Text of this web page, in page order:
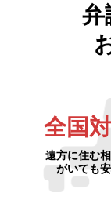
弁
全国
遠方に住む
がいても